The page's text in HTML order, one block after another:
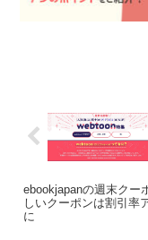
ebookjapanの週末クー
しいクーポンは割引率
に